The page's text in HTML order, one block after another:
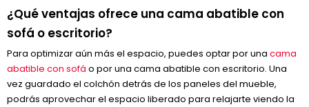
¿Qué ventajas ofrece una cama abatible con
sofá o escritorio?
Para optimizar aún más el espacio, puedes optar por una cama
abatible con sofá o por una cama abatible con escritorio. Una
vez guardado el colchón detrás de los paneles del mueble,
podrás aprovechar el espacio liberado para relajarte viendo la